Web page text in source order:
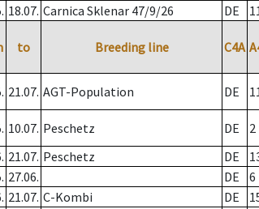
18.07. Carnica Sklenar 47/9/26 DE
to Breeding line C4A
21.07. AGT-Population DE
10.07. Peschetz DE 2
21.07. Peschetz DE
27.06. DE 6
21.07. C-Kombi DE